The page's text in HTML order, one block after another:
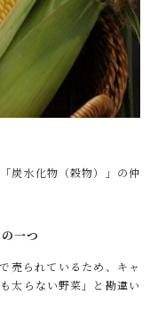
炭水化物（穀物）」の仲
一つ
売られているため、キャ
太らない野菜」と勘違い